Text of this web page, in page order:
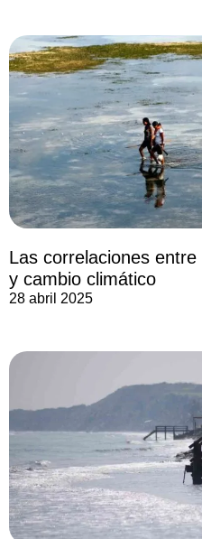
Las correlaciones
y cambio climático
28 abril 2025